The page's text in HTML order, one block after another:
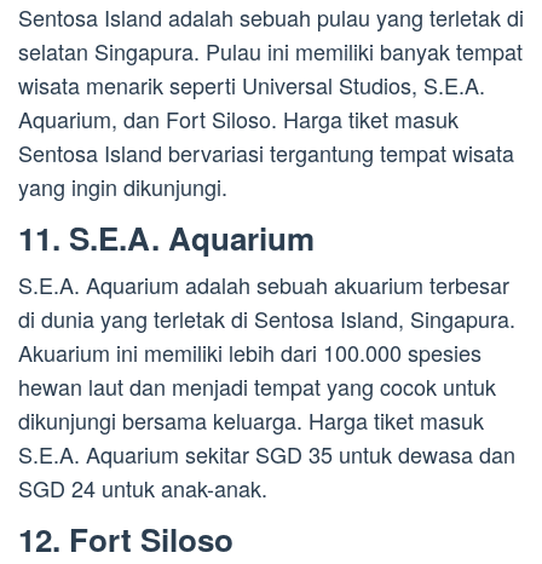
Sentosa Island adalah sebuah pulau yang terletak di
selatan Singapura. Pulau ini memiliki banyak tempat
wisata menarik seperti Universal Studios, S.E.A.
Aquarium, dan Fort Siloso. Harga tiket masuk
Sentosa Island bervariasi tergantung tempat wisata
yang ingin dikunjungi.
11. S.E.A. Aquarium
S.E.A. Aquarium adalah sebuah akuarium terbesar
di dunia yang terletak di Sentosa Island, Singapura.
Akuarium ini memiliki lebih dari 100.000 spesies
hewan laut dan menjadi tempat yang cocok untuk
dikunjungi bersama keluarga. Harga tiket masuk
S.E.A. Aquarium sekitar SGD 35 untuk dewasa dan
SGD 24 untuk anak-anak.
12. Fort Siloso